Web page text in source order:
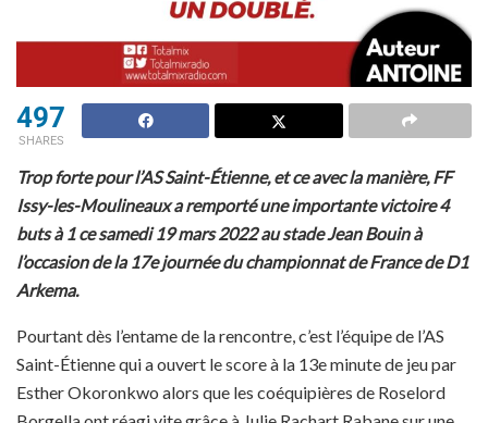
497
SHARES
Trop forte pour l’AS Saint-Étienne, et ce avec la manière, FF
Issy-les-Moulineaux a remporté une importante victoire 4
buts à 1 ce samedi 19 mars 2022 au stade Jean Bouin à
l’occasion de la 17e journée du championnat de France de D1
Arkema.
Pourtant dès l’entame de la rencontre, c’est l’équipe de l’AS
Saint-Étienne qui a ouvert le score à la 13e minute de jeu par
Esther Okoronkwo alors que les coéquipières de Roselord